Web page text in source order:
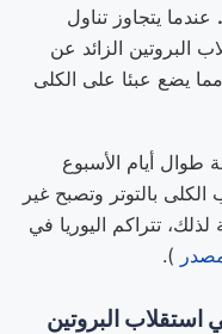
عندما يتجاوز تناول
البروتين الزائد عن
يضع عبئا على الكلى
طوال أيام الأسبوع
بالتوتر وتصبح غير
تتراكم اليوريا في
).
استقلاب البروتين